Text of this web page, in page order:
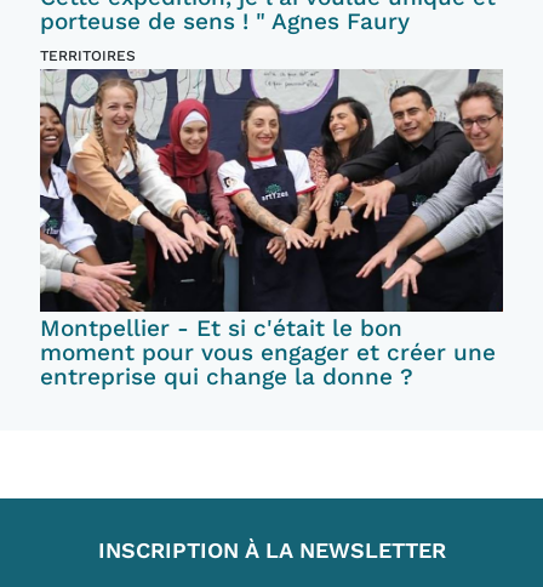
porteuse de sens ! " Agnes Faury
TERRITOIRES
Montpellier - Et si c'était le bon
moment pour vous engager et créer une
entreprise qui change la donne ?
INSCRIPTION À LA NEWSLETTER